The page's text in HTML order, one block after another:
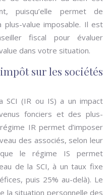
puisqu’elle permet de
plus-value imposable. Il est
fiscal pour évaluer
dans votre situation.
sur les sociétés
SCI (IR ou IS) a un impact
fonciers et des plus-
IR permet d’imposer
des associés, selon leur
que le régime IS permet
de la SCI, à un taux fixe
puis 25% au-delà). Le
la situation personnelle des